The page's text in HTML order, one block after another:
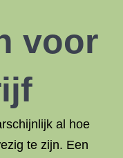
voor
al hoe
te zijn. Een